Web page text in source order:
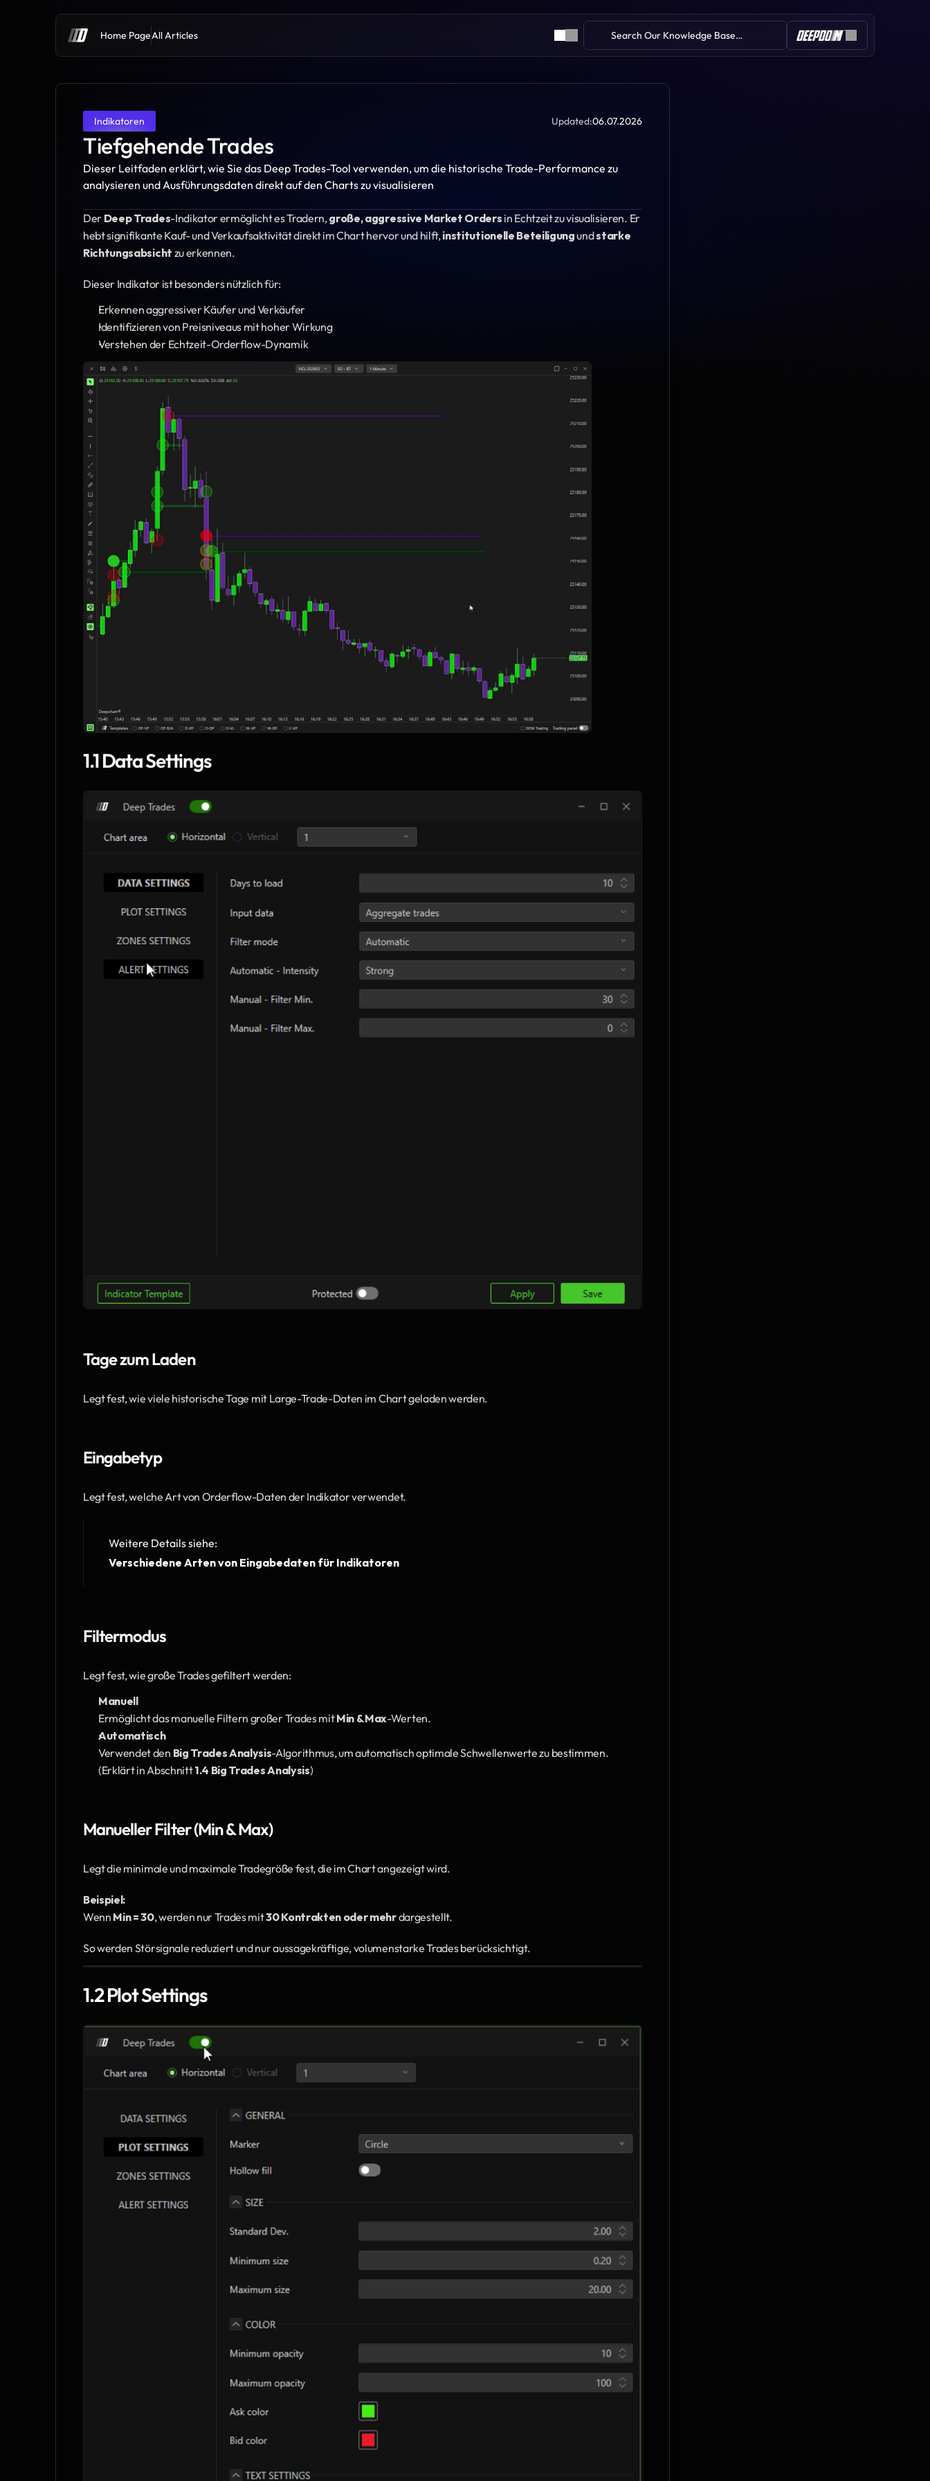
Home PageAll Articles Search Our Knowledge Base…
Indikatoren Updated:06.07.2026
Tiefgehende Trades
Dieser Leitfaden erklärt, wie Sie das Deep Trades-Tool verwenden, um die historische Trade-Performance zu
analysieren und Ausführungsdaten direkt auf den Charts zu visualisieren
Der Deep Trades-Indikator ermöglicht es Tradern, große, aggressive Market Orders in Echtzeit zu visualisieren. Er
hebt signifikante Kauf- und Verkaufsaktivität direkt im Chart hervor und hilft, institutionelle Beteiligung und starke
Richtungsabsicht zu erkennen.
Dieser Indikator ist besonders nützlich für:
Erkennen aggressiver Käufer und Verkäufer
Identifizieren von Preisniveaus mit hoher Wirkung
Verstehen der Echtzeit-Orderflow-Dynamik
1.1 Data Settings
Tage zum Laden
Legt fest, wie viele historische Tage mit Large-Trade-Daten im Chart geladen werden.
Eingabetyp
Legt fest, welche Art von Orderflow-Daten der Indikator verwendet.
Weitere Details siehe:
Verschiedene Arten von Eingabedaten für Indikatoren
Filtermodus
Legt fest, wie große Trades gefiltert werden:
Manuell
Ermöglicht das manuelle Filtern großer Trades mit Min & Max-Werten.
Automatisch
Verwendet den Big Trades Analysis-Algorithmus, um automatisch optimale Schwellenwerte zu bestimmen.
(Erklärt in Abschnitt 1.4 Big Trades Analysis)
Manueller Filter (Min & Max)
Legt die minimale und maximale Tradegröße fest, die im Chart angezeigt wird.
Beispiel:
Wenn Min = 30, werden nur Trades mit 30 Kontrakten oder mehr dargestellt.
So werden Störsignale reduziert und nur aussagekräftige, volumenstarke Trades berücksichtigt.
1.2 Plot Settings